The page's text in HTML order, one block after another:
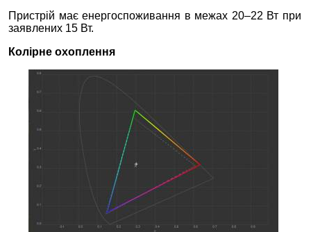
Пристрій має енергоспоживання в межах 20–22 Вт при
заявлених 15 Вт.
Колірне охоплення